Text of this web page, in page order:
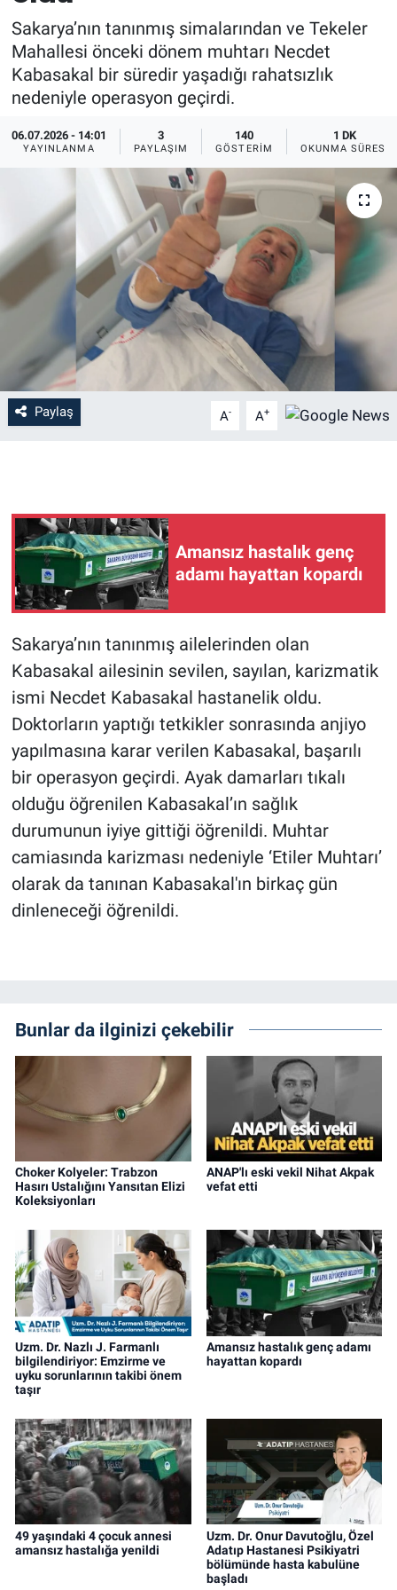
Sakarya’nın tanınmış simalarından ve Tekeler
Mahallesi önceki dönem muhtarı Necdet
Kabasakal bir süredir yaşadığı rahatsızlık
nedeniyle operasyon geçirdi.
06.07.2026 - 14:01
YAYINLANMA
3
PAYLAŞIM
140
GÖSTERIM
1 DK
OKUNMA SÜRESI
Paylaş A- A+
Amansız hastalık genç
adamı hayattan kopardı
Sakarya’nın tanınmış ailelerinden olan
Kabasakal ailesinin sevilen, sayılan, karizmatik
ismi Necdet Kabasakal hastanelik oldu.
Doktorların yaptığı tetkikler sonrasında anjiyo
yapılmasına karar verilen Kabasakal, başarılı
bir operasyon geçirdi. Ayak damarları tıkalı
olduğu öğrenilen Kabasakal’ın sağlık
durumunun iyiye gittiği öğrenildi. Muhtar
camiasında karizması nedeniyle ‘Etiler Muhtarı’
olarak da tanınan Kabasakal'ın birkaç gün
dinleneceği öğrenildi.
Bunlar da ilginizi çekebilir
Choker Kolyeler: Trabzon
Hasırı Ustalığını Yansıtan Elizi
Koleksiyonları
ANAP'lı eski vekil Nihat Akpak
vefat etti
Uzm. Dr. Nazlı J. Farmanlı
bilgilendiriyor: Emzirme ve
uyku sorunlarının takibi önem
taşır
Amansız hastalık genç adamı
hayattan kopardı
49 yaşındaki 4 çocuk annesi
amansız hastalığa yenildi
Uzm. Dr. Onur Davutoğlu, Özel
Adatıp Hastanesi Psikiyatri
bölümünde hasta kabulüne
başladı
EĞİTİM
MAGAZİN
HALK54 PANORAMA